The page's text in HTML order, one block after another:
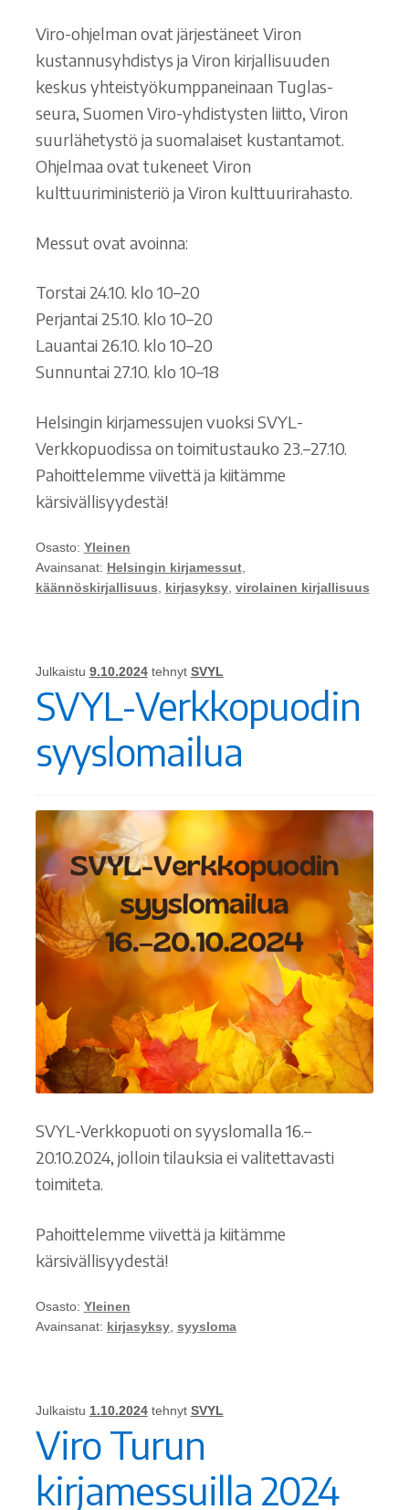
Viro-ohjelman ovat järjestäneet Viron
kustannusyhdistys ja Viron kirjallisuuden
keskus yhteistyökumppaneinaan Tuglas-
seura, Suomen Viro-yhdistysten liitto, Viron
suurlähetystö ja suomalaiset kustantamot.
Ohjelmaa ovat tukeneet Viron
kulttuuriministeriö ja Viron kulttuurirahasto.
Messut ovat avoinna:
Torstai 24.10. klo 10–20
Perjantai 25.10. klo 10–20
Lauantai 26.10. klo 10–20
Sunnuntai 27.10. klo 10–18
Helsingin kirjamessujen vuoksi SVYL-
Verkkopuodissa on toimitustauko 23.–27.10.
Pahoittelemme viivettä ja kiitämme
kärsivällisyydestä!
Osasto: Yleinen
Avainsanat: Helsingin kirjamessut,
käännöskirjallisuus, kirjasyksy, virolainen kirjallisuus
Julkaistu 9.10.2024 tehnyt SVYL
SVYL-Verkkopuodin
syyslomailua
SVYL-Verkkopuoti on syyslomalla 16.–
20.10.2024, jolloin tilauksia ei valitettavasti
toimiteta.
Pahoittelemme viivettä ja kiitämme
kärsivällisyydestä!
Osasto: Yleinen
Avainsanat: kirjasyksy, syysloma
Julkaistu 1.10.2024 tehnyt SVYL
Viro Turun
kirjamessuilla 2024